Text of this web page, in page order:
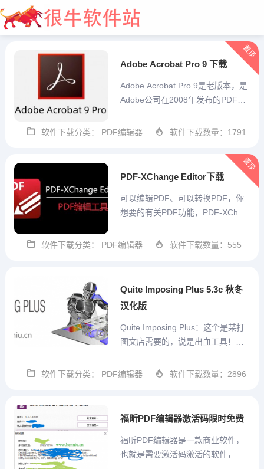
全开始
Adobe Acrobat Pro 9 下载
Adobe Acrobat Pro 9是老版本，是
Adobe公司在2008年发布的PDF编
的版本还能用吗？没毛病，一样
版本，不像想在的Adobe Acrobat D
软件下载分类： PDF编辑器 软件下载数量：1791
置顶
PDF-XChange Editor下载
可以编辑PDF、可以转换PDF，你
想要的有关PDF功能，PDF-XChan
DF-XChange Editor下载。PDF-XC
软件下载分类： PDF编辑器 软件下载数量：555
置顶
Quite Imposing Plus 5.3c 秋冬
汉化版
Quite Imposing Plus：这个是某打
图文店需要的，说是出血工具！？
思，就是预留一些空间，来给印刷
的看法。Quite Impositing...
软件下载分类： PDF编辑器 软件下载数量：2896
福昕PDF编辑器激活码限时免费
福昕PDF编辑器是一款商业软件，
也就是需要激活码激活的软件，近